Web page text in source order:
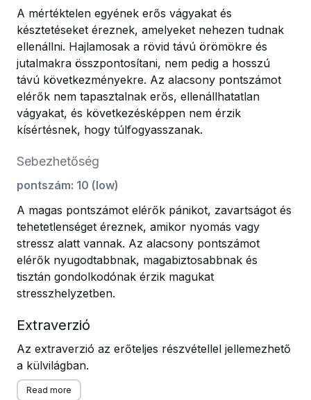
A mértéktelen egyének erős vágyakat és
késztetéseket éreznek, amelyeket nehezen tudnak
ellenállni. Hajlamosak a rövid távú örömökre és
jutalmakra összpontosítani, nem pedig a hosszú
távú következményekre. Az alacsony pontszámot
elérők nem tapasztalnak erős, ellenállhatatlan
vágyakat, és következésképpen nem érzik
kísértésnek, hogy túlfogyasszanak.
Sebezhetőség
pontszám: 10 (low)
A magas pontszámot elérők pánikot, zavartságot és
tehetetlenséget éreznek, amikor nyomás vagy
stressz alatt vannak. Az alacsony pontszámot
elérők nyugodtabbnak, magabiztosabbnak és
tisztán gondolkodónak érzik magukat
stresszhelyzetben.
Extraverzió
Az extraverzió az erőteljes részvétellel jellemezhető
a külvilágban.
Read more